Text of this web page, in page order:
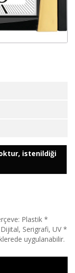
istenildiği
Plastik *
Serigrafi, UV *
uygulanabilir.